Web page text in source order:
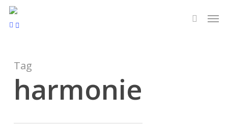
Skip
facebook
instagram
Tag
harmonie